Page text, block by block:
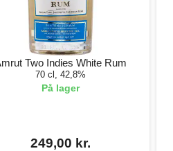
Two Indies White Rum
70 cl, 42,8%
På lager
249,00 kr.